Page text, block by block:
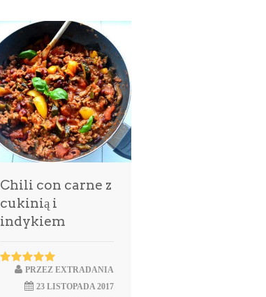
Chili con carne z
cukinią i
indykiem
PRZEZ EXTRADANIA
23 LISTOPADA 2017